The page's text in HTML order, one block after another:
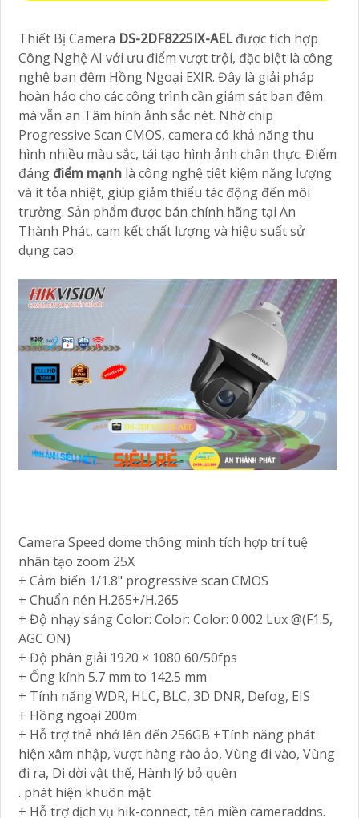
Thiết Bị Camera DS-2DF8225IX-AELđược tích hợp
Công Nghệ AI với ưu điểm vượt trội, đặc biệt là công
nghệ ban đêm Hồng Ngoại EXIR. Đây là giải pháp
hoàn hảo cho các công trình cần giám sát ban đêm
mà vẫn an Tâm hình ảnh sắc nét. Nhờ chip
Progressive Scan CMOS, camera có khả năng thu
hình nhiều màu sắc, tái tạo hình ảnh chân thực. Điểm
đáng điểm mạnh là công nghệ tiết kiệm năng lượng
và ít tỏa nhiệt, giúp giảm thiểu tác động đến môi
trường. Sản phẩm được bán chính hãng tại An
Thành Phát, cam kết chất lượng và hiệu suất sử
dụng cao.
Camera Speed dome thông minh tích hợp trí tuệ
nhân tạo zoom 25X
+ Cảm biến 1/1.8" progressive scan CMOS
+ Chuẩn nén H.265+/H.265
+ Độ nhạy sáng Color: Color: Color: 0.002 Lux @(F1.5,
AGC ON)
+ Độ phân giải 1920 × 1080 60/50fps
+ Ống kính 5.7 mm to 142.5 mm
+ Tính năng WDR, HLC, BLC, 3D DNR, Defog, EIS
+ Hồng ngoại 200m
+ Hỗ trợ thẻ nhớ lên đến 256GB +Tính năng phát
hiện xâm nhập, vượt hàng rào ảo, Vùng đi vào, Vùng
đi ra, Di dời vật thể, Hành lý bỏ quên
. phát hiện khuôn mặt
+ Hỗ trợ dịch vụ hik-connect, tên miền cameraddns.